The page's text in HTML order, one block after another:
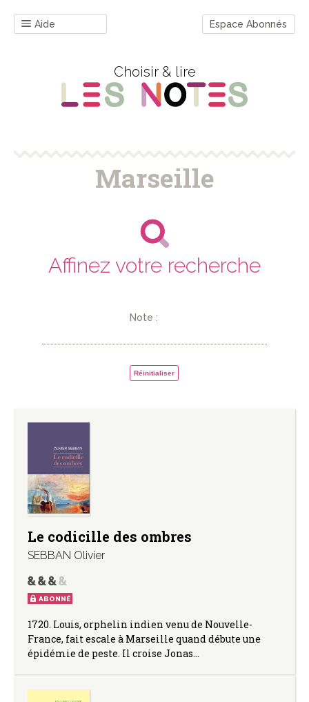
Aide Espace Abonnés
Choisir & lire
Marseille
Affinez votre recherche
Note :
Réinitialiser
Le codicille des ombres
SEBBAN Olivier
ABONNÉ
1720. Louis, orphelin indien venu de Nouvelle-
France, fait escale à Marseille quand débute une
épidémie de peste. Il croise Jonas…